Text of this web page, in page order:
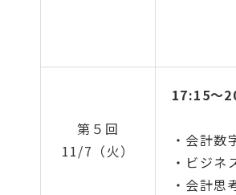
第５回
11/7（火）
17:15～
・会計数
・ビジネ
・会計思